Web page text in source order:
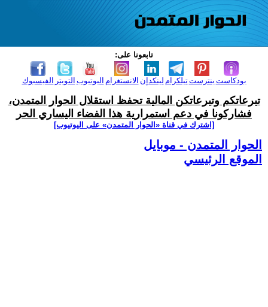
تابعونا على:
الفيسبوك التويتر اليوتيوب الانستغرام لينكدإن تيلكرامبنترست بودكاست
تبرعاتكم وتبرعاتكن المالية تحفظ استقلال الحوار المتمدن،
فشاركونا في دعم استمرارية هذا الفضاء اليساري الحر
[اشترك في قناة ‫«الحوار المتمدن» على اليوتيوب]
الحوار المتمدن - موبايل
الموقع الرئيسي